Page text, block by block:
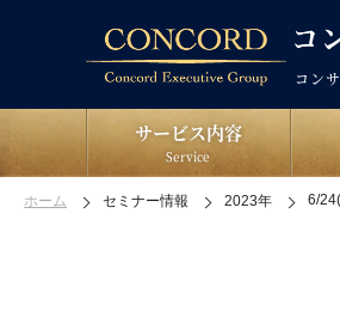
コン
サービス内容
Service
ホーム セミナー情報 2023年 6/